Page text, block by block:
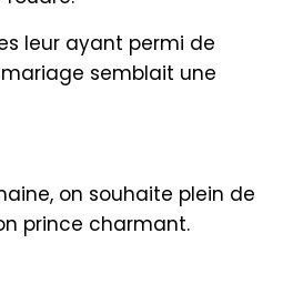
leur ayant permi de
semblait une
on souhaite plein de
prince charmant.